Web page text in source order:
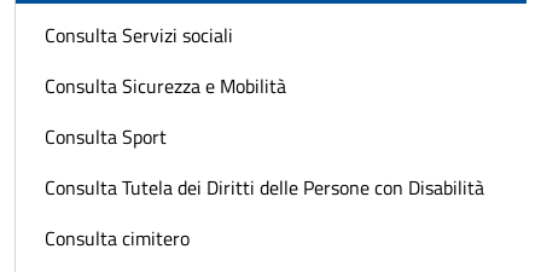
Consulta Servizi sociali
Consulta Sicurezza e Mobilità
Consulta Sport
Consulta Tutela dei Diritti delle Persone con Disabilità
Consulta cimitero